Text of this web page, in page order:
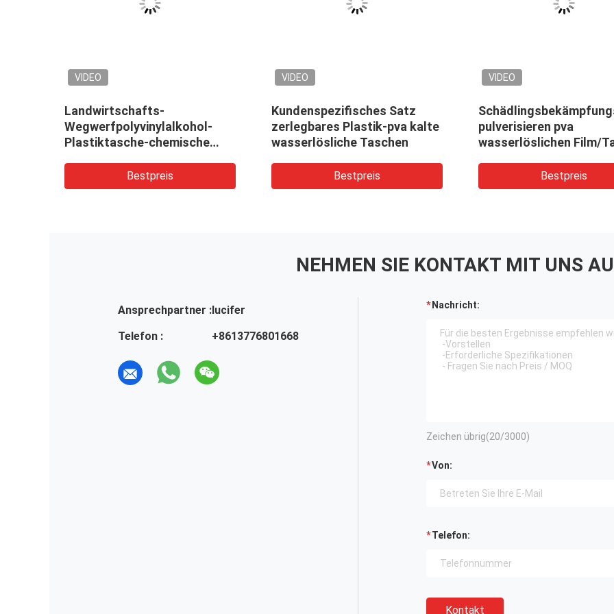
VIDEO
Landwirtschafts-
Wegwerfpolyvinylalkohol-
Plastiktasche-chemische
Bestpreis
VIDEO
Kundenspezifisches Satz
zerlegbares Plastik-pva kalte
wasserlösliche Taschen
Bestpreis
VIDEO
pulverisieren pva
wasserlöslichen Film/
Bestpreis
NEHMEN SIE KONTAKT MIT UNS
Ansprechpartner : lucifer
Telefon :
+8613776801668
Nachricht:
Zeichen übrig(20/3000)
Von:
Telefon:
Kontakt